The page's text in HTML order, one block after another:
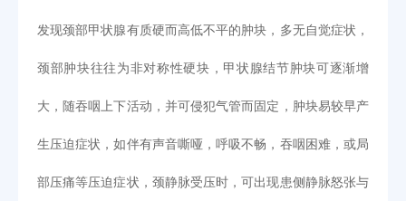
发现颈部甲状腺有质硬而高低不平的肿块，多无自觉症状，
颈部肿块往往为非对称性硬块，甲状腺结节肿块可逐渐增
大，随吞咽上下活动，并可侵犯气管而固定，肿块易较早产
生压迫症状，如伴有声音嘶哑，呼吸不畅，吞咽困难，或局
部压痛等压迫症状，颈静脉受压时，可出现患侧静脉怒张与